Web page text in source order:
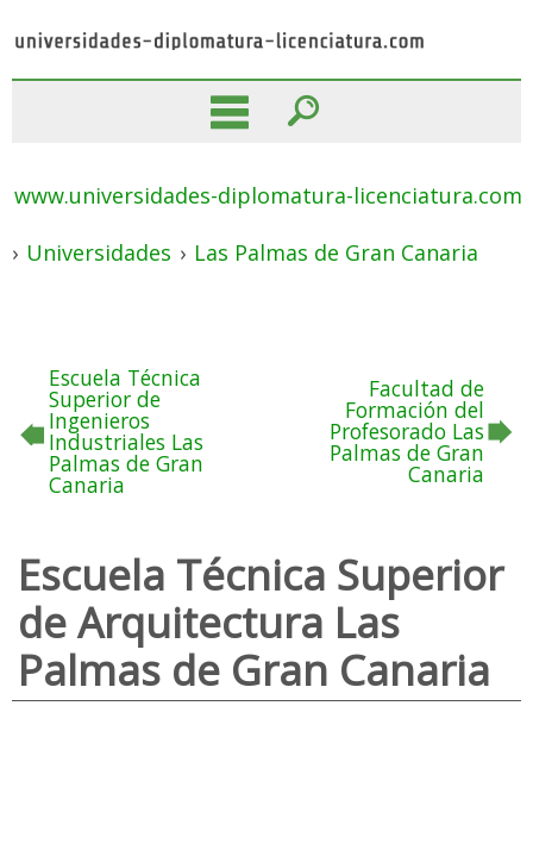
www.universidades-diplomatura-licenciatura.com
› Universidades › Las Palmas de Gran Canaria
Escuela Técnica
Superior de
Ingenieros
Industriales Las
Palmas de Gran
Canaria
Facultad de
Formación del
Profesorado Las
Palmas de Gran
Canaria
Escuela Técnica Superior
de Arquitectura Las
Palmas de Gran Canaria